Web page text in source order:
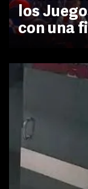
los
con una